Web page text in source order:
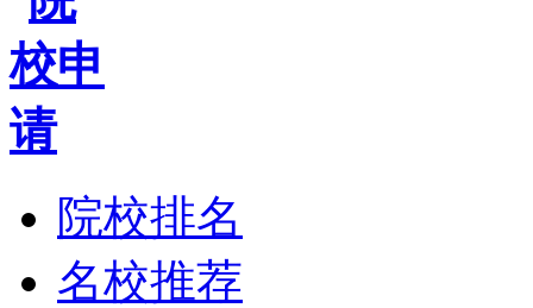
院校排名
名校推荐